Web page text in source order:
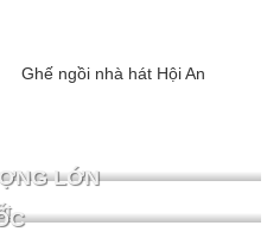
Ghế ngồi nhà hát Hội An
LỚN